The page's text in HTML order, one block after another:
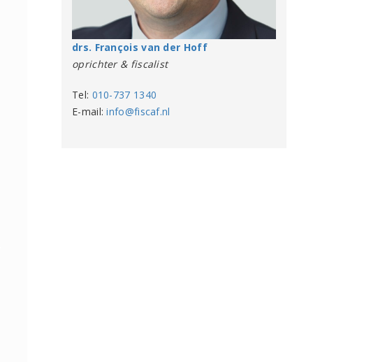
drs. François van der Hoff
oprichter & fiscalist
Tel: 010-737 1340
E-mail:info@fiscaf.nl